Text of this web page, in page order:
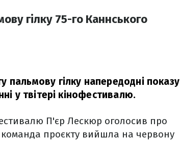
гілку 75-го Каннського
гілку напередодні показу
у твітері кінофестивалю.
П'єр Лескюр оголосив про
команда проєкту вийшла на червону